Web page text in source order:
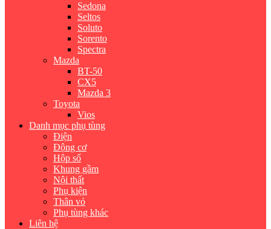
Sedona
Seltos
Soluto
Sorento
Spectra
Mazda
BT-50
CX5
Mazda 3
Toyota
Vios
Danh mục phụ tùng
Điện
Động cơ
Hộp số
Khung gầm
Nội thất
Phụ kiện
Thân vỏ
Phụ tùng khác
Liên hệ